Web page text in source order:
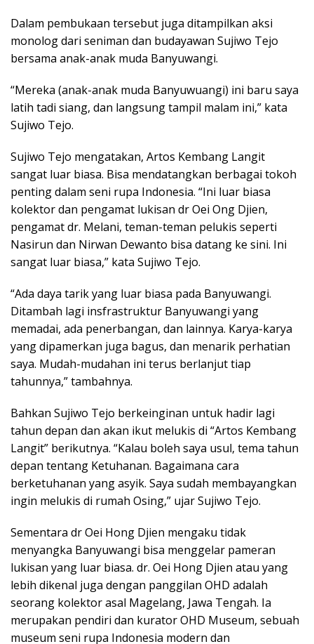
Dalam pembukaan tersebut juga ditampilkan aksi
monolog dari seniman dan budayawan Sujiwo Tejo
bersama anak-anak muda Banyuwangi.
“Mereka (anak-anak muda Banyuwuangi) ini baru saya
latih tadi siang, dan langsung tampil malam ini,” kata
Sujiwo Tejo.
Sujiwo Tejo mengatakan, Artos Kembang Langit
sangat luar biasa. Bisa mendatangkan berbagai tokoh
penting dalam seni rupa Indonesia. “Ini luar biasa
kolektor dan pengamat lukisan dr Oei Ong Djien,
pengamat dr. Melani, teman-teman pelukis seperti
Nasirun dan Nirwan Dewanto bisa datang ke sini. Ini
sangat luar biasa,” kata Sujiwo Tejo.
“Ada daya tarik yang luar biasa pada Banyuwangi.
Ditambah lagi insfrastruktur Banyuwangi yang
memadai, ada penerbangan, dan lainnya. Karya-karya
yang dipamerkan juga bagus, dan menarik perhatian
saya. Mudah-mudahan ini terus berlanjut tiap
tahunnya,” tambahnya.
Bahkan Sujiwo Tejo berkeinginan untuk hadir lagi
tahun depan dan akan ikut melukis di “Artos Kembang
Langit” berikutnya. “Kalau boleh saya usul, tema tahun
depan tentang Ketuhanan. Bagaimana cara
berketuhanan yang asyik. Saya sudah membayangkan
ingin melukis di rumah Osing,” ujar Sujiwo Tejo.
Sementara dr Oei Hong Djien mengaku tidak
menyangka Banyuwangi bisa menggelar pameran
lukisan yang luar biasa. dr. Oei Hong Djien atau yang
lebih dikenal juga dengan panggilan OHD adalah
seorang kolektor asal Magelang, Jawa Tengah. Ia
merupakan pendiri dan kurator OHD Museum, sebuah
museum seni rupa Indonesia modern dan